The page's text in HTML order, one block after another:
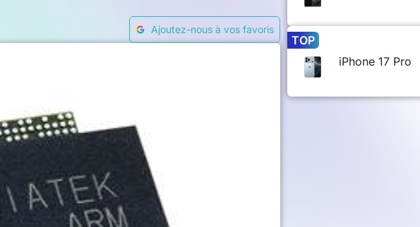
Ajoutez-nous à vos favoris
TOP
iPhone 17 Pro